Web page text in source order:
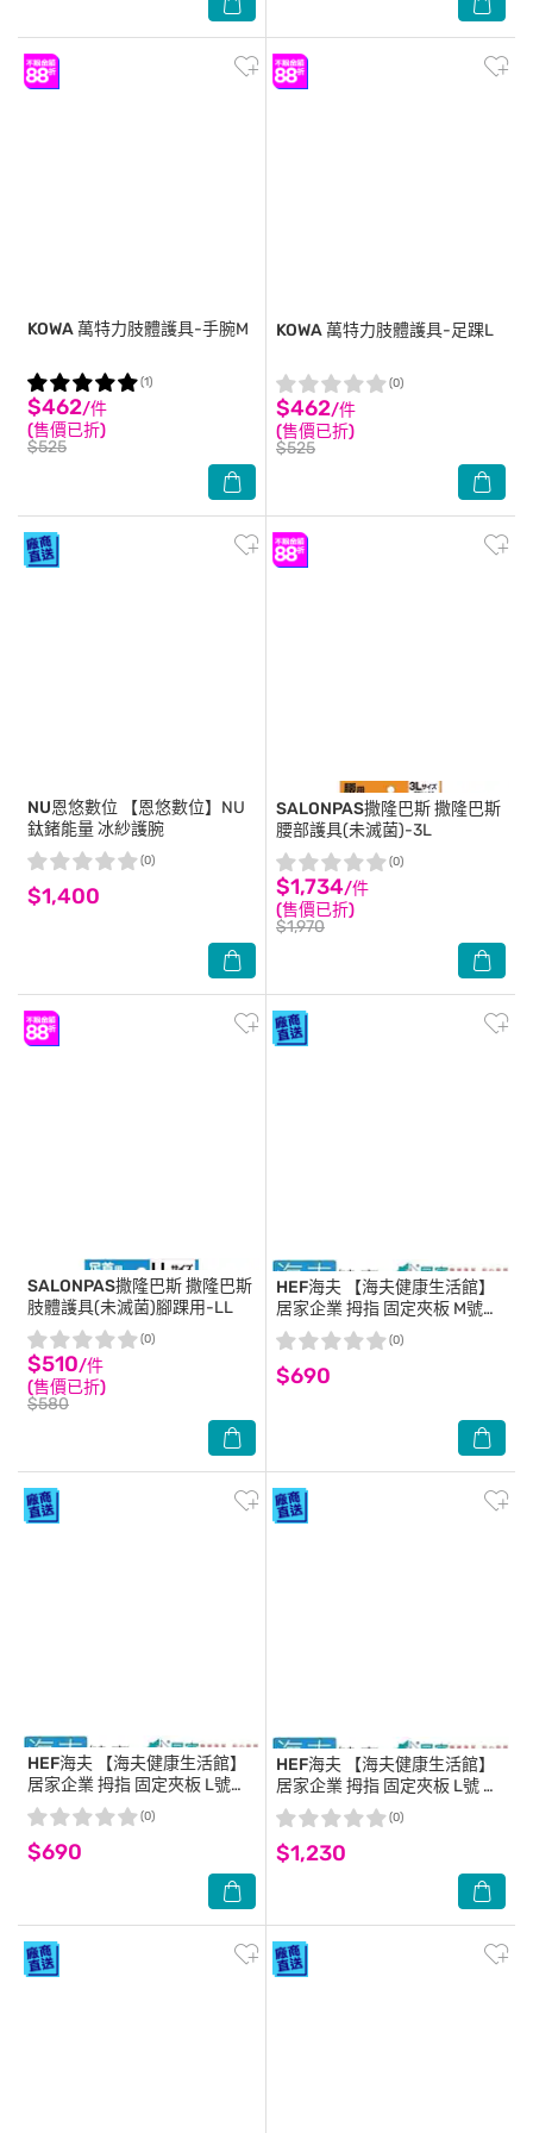
KOWA萬特力肢體護具-手腕M
$462/件
(售價已折)
$525
(1)
KOWA萬特力肢體護具-足踝L
$462/件
(售價已折)
$525
(0)
NU恩悠數位 【恩悠數位】NU
鈦鍺能量 冰紗護腕
$1,400
(0)
SALONPAS撒隆巴斯撒隆巴斯
腰部護具(未滅菌)-3L
$1,734/件
(售價已折)
$1,970
(0)
SALONPAS撒隆巴斯撒隆巴斯
肢體護具(未滅菌)腳踝用-LL
$510/件
(售價已折)
$580
(0)
HEF海夫 【海夫健康生活館】
居家企業 拇指 固定夾板 M號
(H0015)
$690
(0)
HEF海夫 【海夫健康生活館】
居家企業 拇指 固定夾板 L號
(H0015)
$690
(0)
HEF海夫 【海夫健康生活館】
居家企業 拇指 固定夾板 L號 雙
包裝(H0015)
$1,230
(0)